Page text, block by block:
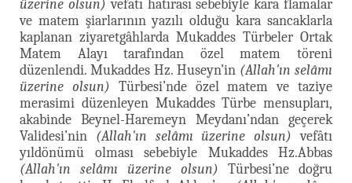
üzerine olsun) vefatı hatırası sebebiyle kara flamalar
ve matem şiarlarının yazılı olduğu kara sancaklarla
kaplanan ziyaretgâhlarda Mukaddes Türbeler Ortak
Matem Alayı tarafından özel matem töreni
düzenlendi. Mukaddes Hz. Huseyn’in (Allah'ın selâmı
üzerine olsun) Türbesi’nde özel matem ve taziye
merasimi düzenleyen Mukaddes Türbe mensupları,
akabinde Beynel-Haremeyn Meydanı’ndan geçerek
Validesi’nin (Allah'ın selâmı üzerine olsun) vefâtı
yıldönümü olması sebebiyle Mukaddes Hz.Abbas
(Allah'ın selâmı üzerine olsun) Türbesi’ne doğru